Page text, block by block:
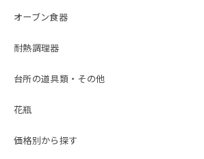
オーブン食器
耐熱調理器
台所の道具類・その他
花瓶
価格別から探す